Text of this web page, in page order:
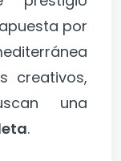
por
creativos,
una
.